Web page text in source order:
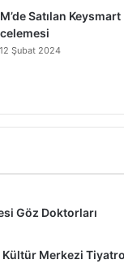
Satılan
12 Şubat 2024
Göz Doktorları
Kültür Merkezi